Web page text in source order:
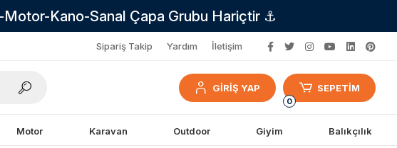
Kano-Sanal Çapa Grubu Hariçtir ⚓
Sipariş Takip Yardım İletişim
GİRİŞ YAP
0
SEPETİM
Motor Karavan Outdoor Giyim Balıkçılık